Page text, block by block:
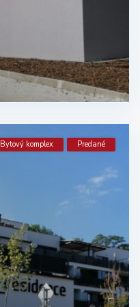
Bytový komplex Predané